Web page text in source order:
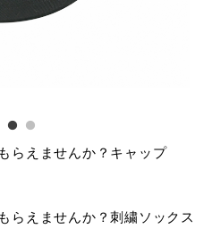
らえませんか？キャップ
らえませんか？刺繍ソックス